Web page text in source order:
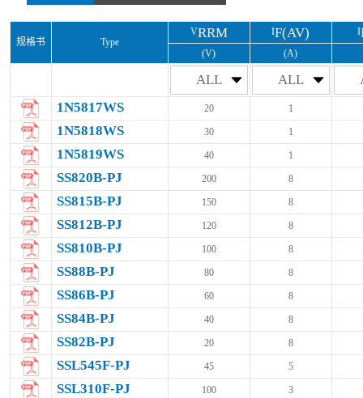
规格书 Type
VRRM IF(AV) I
(V) (A)
ALL ALL
1N5817WS
20 1
1N5818WS 30 1
1N5819WS 40 1
SS820B-PJ 200 8
SS815B-PJ 150 8
SS812B-PJ 120 8
SS810B-PJ 100 8
SS88B-PJ 80 8
SS86B-PJ 60 8
SS84B-PJ 40 8
SS82B-PJ 20 8
SSL545F-PJ 45 5
SSL310F-PJ 100 3